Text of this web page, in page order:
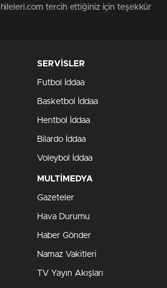
tercih ettiğiniz için teşekkür
SERVİSLER
Futbol İddaa
Basketbol İddaa
Hentbol İddaa
Bilardo İddaa
Voleybol İddaa
MULTİMEDYA
Gazeteler
Hava Durumu
Haber Gönder
Namaz Vakitleri
TV Yayın Akışları